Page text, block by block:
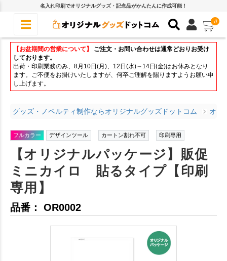
名入れ印刷でオリジナルグッズ・記念品がかんたんに作成可能！
0
【お盆期間の営業について】
ご注文・お問い合わせは通常どおりお受け
しております。
出荷・印刷業務のみ、8月10日(月)、12日(水)～14日(金)はお休みとなり
ます。ご不便をお掛けいたしますが、何卒ご理解を賜りますようお願い申
し上げます。
グッズ・ノベルティ制作ならオリジナルグッズドットコム オリ
フルカラー デザインツール カートン割れ不可 印刷専用
【オリジナルパッケージ】販促
ミニカイロ 貼るタイプ【印刷
専用】
品番： OR0002